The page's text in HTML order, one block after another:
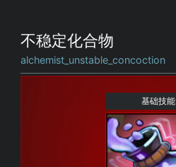
不稳定化合物
alchemist_unstable_concoction
基础技能